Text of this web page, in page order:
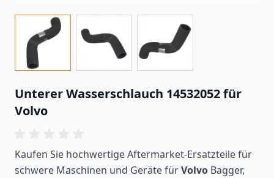
Unterer Wasserschlauch 14532052 für
Volvo
Kaufen Sie hochwertige Aftermarket-Ersatzteile für
schwere Maschinen und Geräte fürVolvo Bagger,